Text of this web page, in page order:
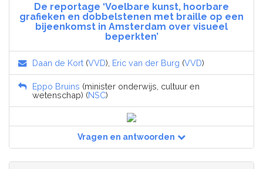
De reportage ‘Voelbare kunst, hoorbare
grafieken en dobbelstenen met braille op een
bijeenkomst in Amsterdam over visueel
beperkten’
Daan de Kort (VVD), Eric van der Burg (VVD)
Eppo Bruins (minister onderwijs, cultuur en
wetenschap) (NSC)
Vragen en antwoorden